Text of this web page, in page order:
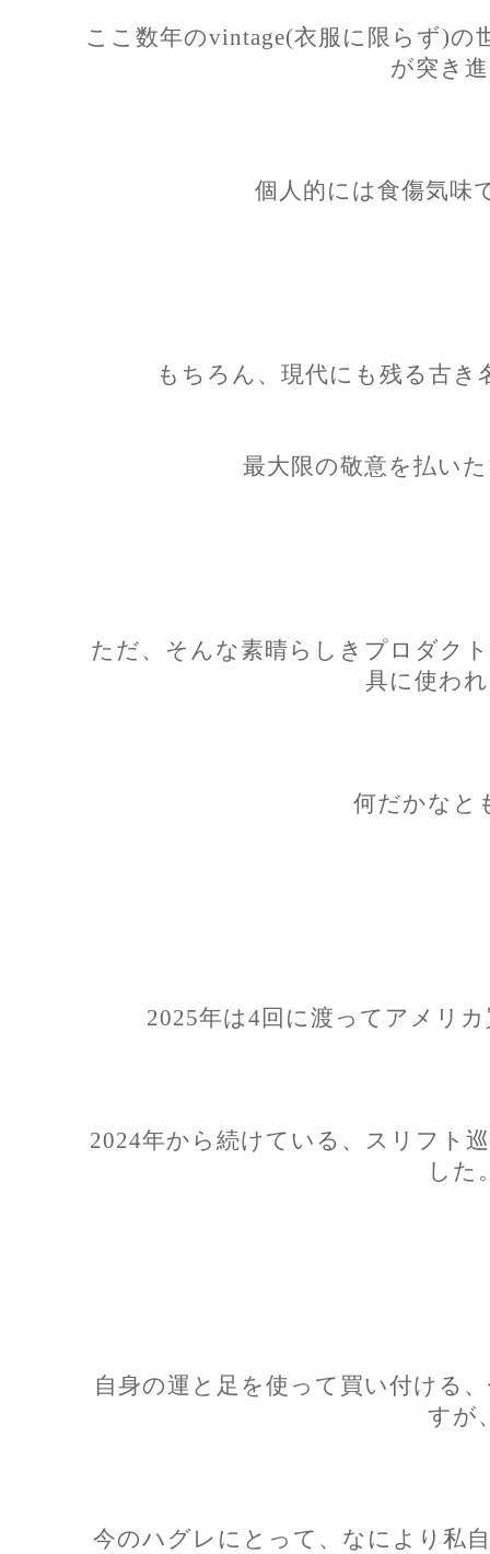
ここ数年のvintage(衣服に限らず)の
が突き
個人的には食傷気味
もちろん、現代にも残る古
最大限の敬意を払い
ただ、そんな素晴らしきプロダク
具に使わ
何だかなと
2025年は4回に渡ってアメリ
2024年から続けている、スリフト
した
自身の運と足を使って買い付ける
すが
今のハグレにとって、なにより私